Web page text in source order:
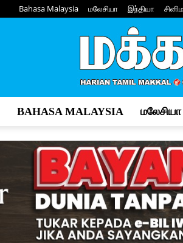
Bahasa Malaysia மலேசியா இந்தியா
BAHASA MALAYSIA மலேசியா